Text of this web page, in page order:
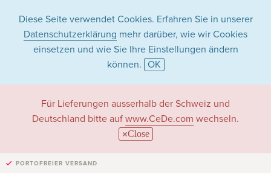
Diese Seite verwendet Cookies. Erfahren Sie in unserer
Datenschutzerklärung mehr darüber, wie wir Cookies
einsetzen und wie Sie Ihre Einstellungen ändern
können. OK
Für Lieferungen ausserhalb der Schweiz und
Deutschland bitte auf www.CeDe.com wechseln.
Close
PORTOFREIER VERSAND